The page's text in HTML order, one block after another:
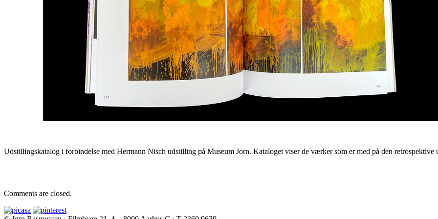
Udstillingskatalog i forbindelse med Hermann Nisch udstilling på Museum Jorn. Kataloget viser de værker som er med på den retrospektive
Comments are closed.